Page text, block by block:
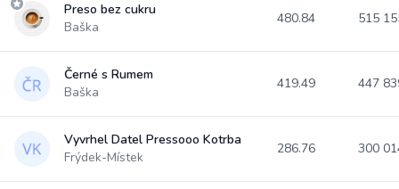
Preso bez cukru
Baška
480.84 515
Černé s Rumem
Baška
419.49 447
Vyvrhel Datel Pressooo Kotrba
Frýdek-Místek
286.76 300